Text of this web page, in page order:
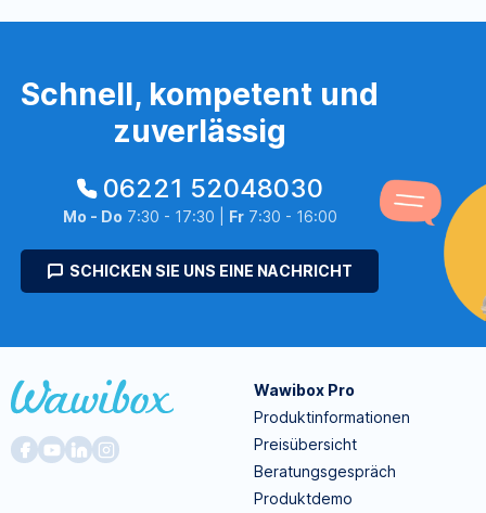
Schnell, kompetent und
zuverlässig
06221 52048030
Mo - Do 7:30 - 17:30 | Fr7:30 - 16:00
SCHICKEN SIE UNS EINE NACHRICHT
Wawibox Pro
Produktinformationen
Preisübersicht
Beratungsgespräch
Produktdemo